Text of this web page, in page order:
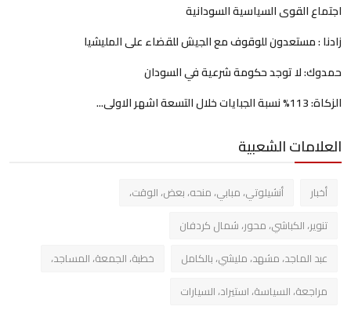
اجتماع القوى السياسية السودانية
زادنا : مستعدون للوقوف مع الجيش للقضاء على المليشيا
حمدوك: لا توجد حكومة شرعية في السودان
الزكاة: 113% نسبة الجبايات خلال التسعة اشهر الاولى...
العلامات الشعبية
أخبار
أنشيلوتي، مبابي، منحه، بعض، الوقت،
تنوير، الكباشي، محور، شمال كردفان
عبد الماجد، مشهد، مليشي، بالكامل
خطبة، الجمعة، المساجد،
مراجعة، السياسة، استيراد، السيارات